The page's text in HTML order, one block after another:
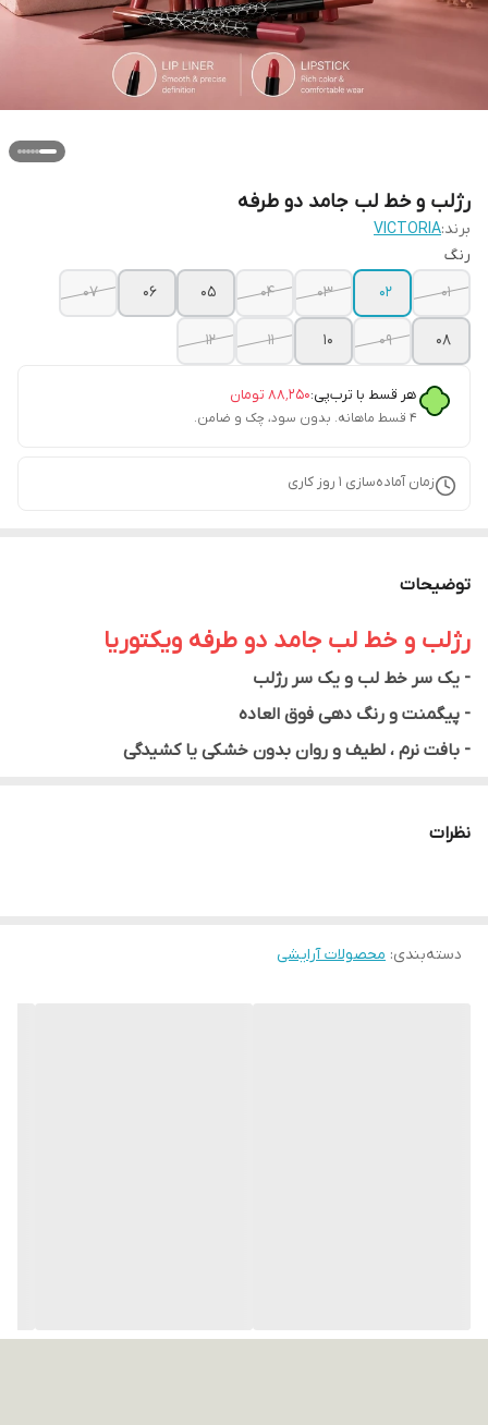
رژلب و خط لب جامد دو طرفه
برند:VICTORIA
رنگ
01
02
03
04
05
06
07
08
09
10
11
12
هر قسط با ترب‌پی:۸۸٬۲۵۰ تومان
۴ قسط ماهانه. بدون سود، چک و ضامن.
زمان آماده‌سازی 1 روز کاری
توضیحات
رژلب و خط لب جامد دو طرفه ویکتوریا
- یک سر خط لب و یک سر رژلب
- پیگمنت و رنگ دهی فوق العاده
- بافت نرم ، لطیف و روان بدون خشکی یا کشیدگی
نظرات
دسته‌بندی: محصولات آرایشی